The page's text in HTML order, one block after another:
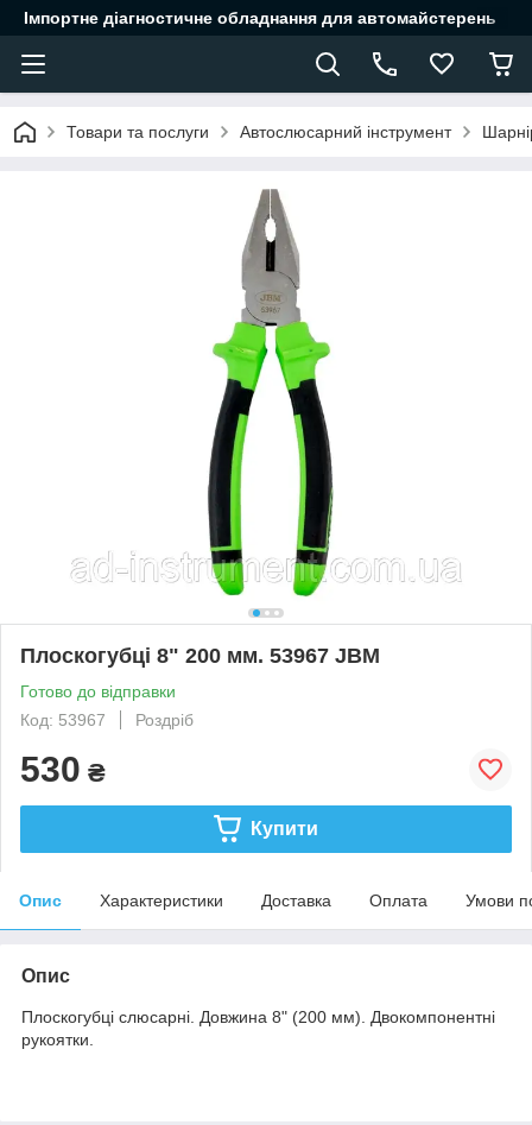
Імпортне діагностичне обладнання для автомайстерень
Товари та послуги Автослюсарний інструмент
Плоскогубці 8" 200 мм. 53967 JBM
Готово до відправки
Код: 53967
Роздріб
530 ₴
Купити
Опис Характеристики Доставка Оплата Умови
Опис
Плоскогубці слюсарні. Довжина 8" (200 мм). Двокомпонентні
рукоятки.